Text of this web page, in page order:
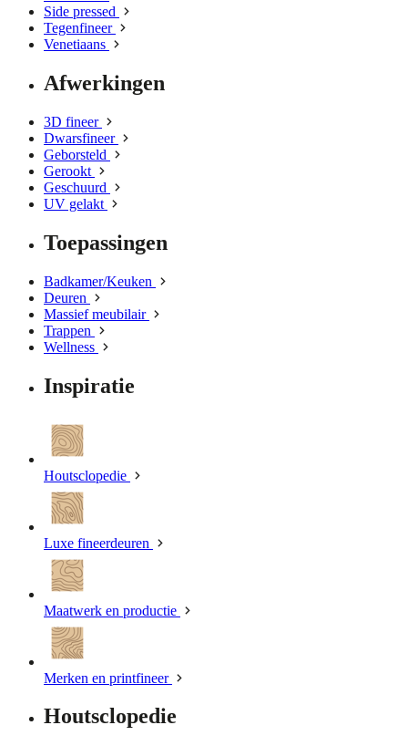
Side pressed
Tegenfineer
Venetiaans
Afwerkingen
3D fineer
Dwarsfineer
Geborsteld
Gerookt
Geschuurd
UV gelakt
Toepassingen
Badkamer/Keuken
Deuren
Massief meubilair
Trappen
Wellness
Inspiratie
Houtsclopedie
Luxe fineerdeuren
Maatwerk en productie
Merken en printfineer
Houtsclopedie